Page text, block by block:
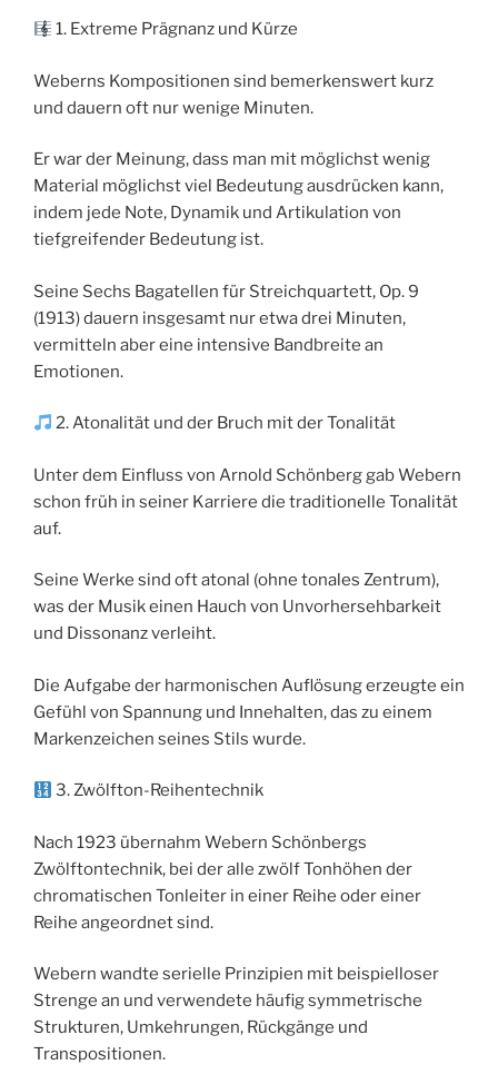
1. Extreme Prägnanz und Kürze
Weberns Kompositionen sind bemerkenswert kurz
und dauern oft nur wenige Minuten.
Er war der Meinung, dass man mit möglichst wenig
Material möglichst viel Bedeutung ausdrücken kann,
indem jede Note, Dynamik und Artikulation von
tiefgreifender Bedeutung ist.
Seine Sechs Bagatellen für Streichquartett, Op. 9
(1913) dauern insgesamt nur etwa drei Minuten,
vermitteln aber eine intensive Bandbreite an
Emotionen.
2. Atonalität und der Bruch mit der Tonalität
Unter dem Einfluss von Arnold Schönberg gab Webern
schon früh in seiner Karriere die traditionelle Tonalität
auf.
Seine Werke sind oft atonal (ohne tonales Zentrum),
was der Musik einen Hauch von Unvorhersehbarkeit
und Dissonanz verleiht.
Die Aufgabe der harmonischen Auflösung erzeugte ein
Gefühl von Spannung und Innehalten, das zu einem
Markenzeichen seines Stils wurde.
3. Zwölfton-Reihentechnik
Nach 1923 übernahm Webern Schönbergs
Zwölftontechnik, bei der alle zwölf Tonhöhen der
chromatischen Tonleiter in einer Reihe oder einer
Reihe angeordnet sind.
Webern wandte serielle Prinzipien mit beispielloser
Strenge an und verwendete häufig symmetrische
Strukturen, Umkehrungen, Rückgänge und
Transpositionen.